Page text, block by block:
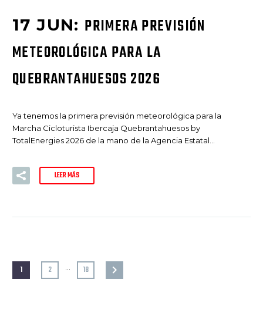
17 JUN: PRIMERA PREVISIÓN
METEOROLÓGICA PARA LA
QUEBRANTAHUESOS 2026
Ya tenemos la primera previsión meteorológica para la
Marcha Cicloturista Ibercaja Quebrantahuesos by
TotalEnergies 2026 de la mano de la Agencia Estatal…
LEER MÁS
1 2 … 18